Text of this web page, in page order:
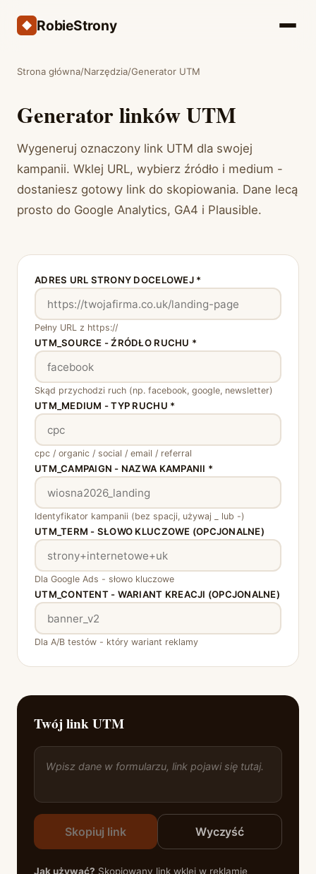
RobieStrony
Strona główna/Narzędzia/Generator UTM
Generator linków UTM
Wygeneruj oznaczony link UTM dla swojej
kampanii. Wklej URL, wybierz źródło i medium -
dostaniesz gotowy link do skopiowania. Dane lecą
prosto do Google Analytics, GA4 i Plausible.
ADRES URL STRONY DOCELOWEJ *
Pełny URL z https://
UTM_SOURCE - ŹRÓDŁO RUCHU *
Skąd przychodzi ruch (np. facebook, google, newsletter)
UTM_MEDIUM - TYP RUCHU *
cpc / organic / social / email / referral
UTM_CAMPAIGN - NAZWA KAMPANII *
Identyfikator kampanii (bez spacji, używaj _ lub -)
UTM_TERM - SŁOWO KLUCZOWE (OPCJONALNE)
Dla Google Ads - słowo kluczowe
UTM_CONTENT - WARIANT KREACJI (OPCJONALNE)
Dla A/B testów - który wariant reklamy
Twój link UTM
Wpisz dane w formularzu, link pojawi się tutaj.
Skopiuj link Wyczyść
Jak używać? Skopiowany link wklej w reklamie